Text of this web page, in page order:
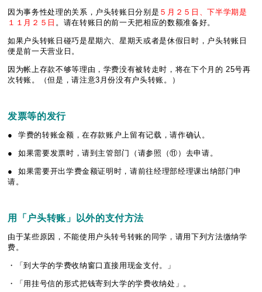
因为事务性处理的关系，户头转账日分别是 ５月２５日、下半学期是
１１月２５日 。请在转账日的前一天把相应的数额准备好。
如果户头转账日碰巧是星期六、星期天或者是休假日时，户头转账日
便是前一天营业日。
因为帐上存款不够等理由，学费没有被转走时，将在下个月的 25号再
次转账。（但是，请注意3月份没有户头转账。）
发票等的发行
● 学费的转账金额，在存款账户上留有记载，请作确认。
● 如果需要发票时，请到主管部门（请参照（⑪）去申请。
● 如果需要开出学费金额证明时，请前往经理部经理课出纳部门申
请。
用「 户头转账 」 以外的支付方法
由于某些原因，不能使用户头转号转账的同学，请用下列方法缴纳学
费。
・「到大学的学费收纳窗口直接用现金支付。」
・「用挂号信的形式把钱寄到大学的学费收纳处」。